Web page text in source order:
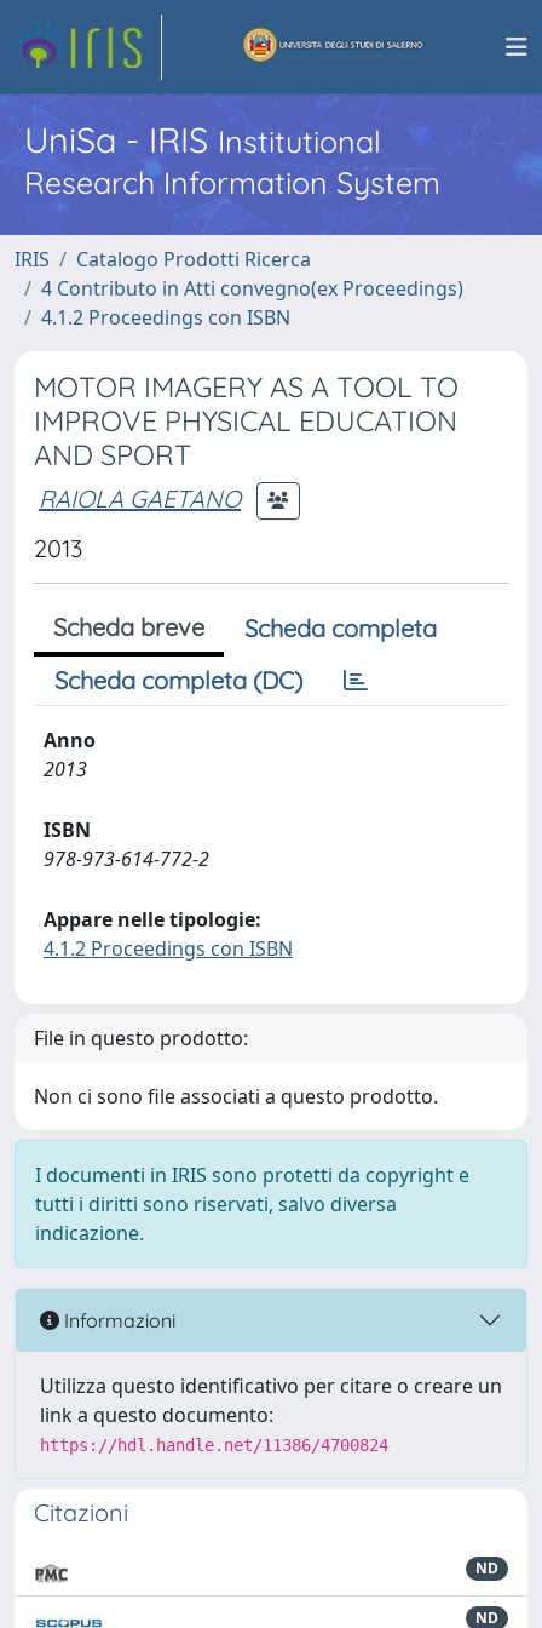
UniSa - IRISInstitutional
Research Information System
IRIS
Catalogo Prodotti Ricerca
4 Contributo in Atti convegno(ex Proceedings)
4.1.2 Proceedings con ISBN
MOTOR IMAGERY AS A TOOL TO
IMPROVE PHYSICAL EDUCATION
AND SPORT
RAIOLA GAETANO
2013
Scheda breve
Scheda completa
Scheda completa (DC)
Anno
2013
ISBN
978-973-614-772-2
Appare nelle tipologie:
4.1.2 Proceedings con ISBN
File in questo prodotto:
Non ci sono file associati a questo prodotto.
I documenti in IRIS sono protetti da copyright e
tutti i diritti sono riservati, salvo diversa
indicazione.
Informazioni
Utilizza questo identificativo per citare o creare un
link a questo documento:
https://hdl.handle.net/11386/4700824
Citazioni
ND
ND